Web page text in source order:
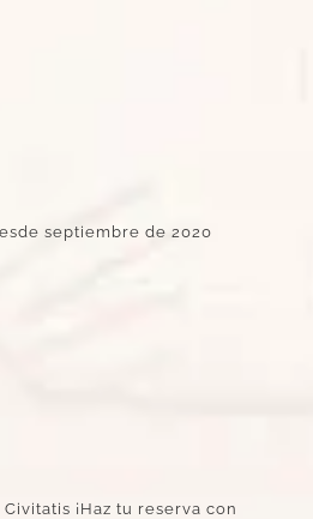
septiembre de 2020
¡Haz tu reserva con